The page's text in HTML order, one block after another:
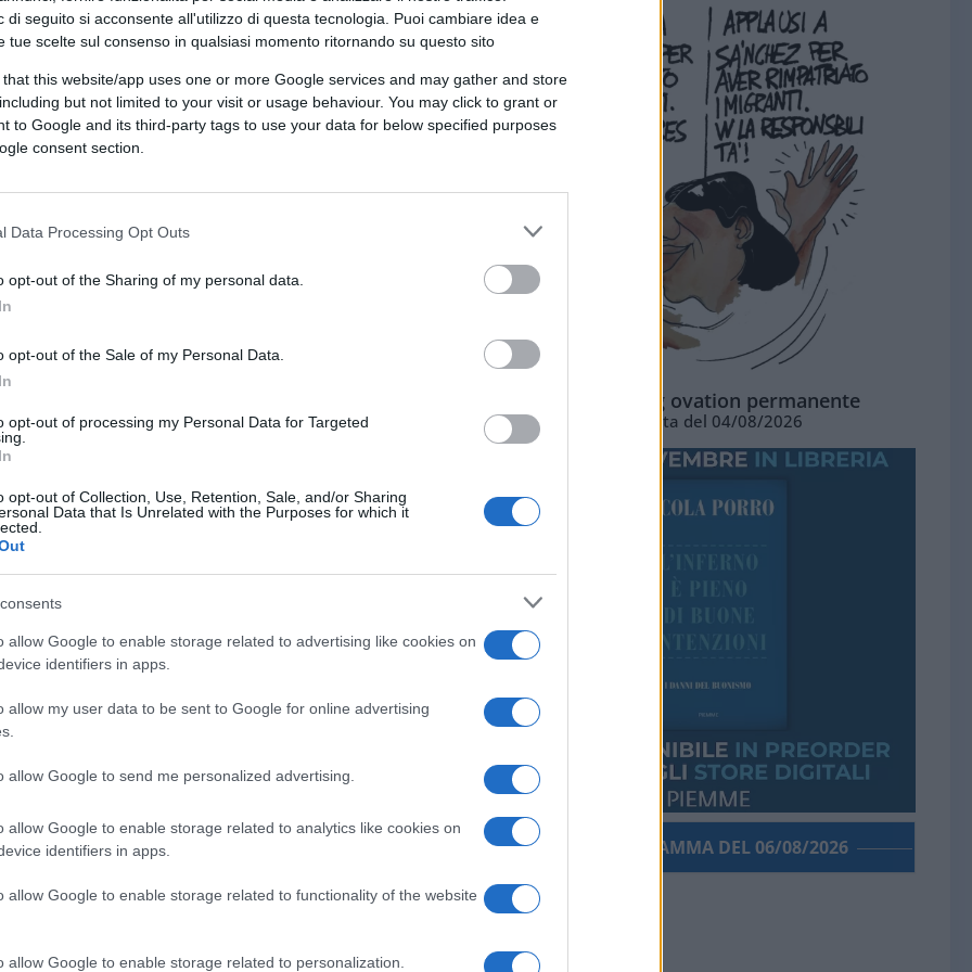
di seguito si acconsente all'utilizzo di questa tecnologia. Puoi cambiare idea e
tue scelte sul consenso in qualsiasi momento ritornando su questo sito
that this website/app uses one or more Google services and may gather and store
but not limited to your visit or usage behaviour. You may click to grant or
to Google and its third-party tags to use your data for below specified purposes
consent section.
Data Processing Opt Outs
opt-out of the Sharing of my personal data.
opt-out of the Sale of my Personal Data.
opt-out of processing my Personal Data for Targeted
opt-out of Collection, Use, Retention, Sale, and/or Sharing
Data that Is Unrelated with the Purposes for which it
allow Google to enable storage related to advertising like cookies on
identifiers in apps.
allow my user data to be sent to Google for online advertising
allow Google to send me personalized advertising.
allow Google to enable storage related to analytics like cookies on
identifiers in apps.
allow Google to enable storage related to functionality of the website
allow Google to enable storage related to personalization.
Finanziario Pluriennale (quadro
nel suo discorso alla convenzione della
perché cercare delle
libertà è per loro e non per gli altri, dove
libertà, solo i progressisti possono
sono degni”. E perché dovremmo
di Michel? Dovevamo aspettarci –
delle Nazioni sarebbe stato
legge, per Stato di Diritto di un
Costituzione, la asimmetria della
di pochi paesi a scapito di molti altri
dirigistiche di una Unione europea
gradevole ed “empowered” quando si
– ha tre punti fermi: convergenza,
è chiaro: gentili Stati membri dove i
maniera maggioritaria verso partiti a noi
Europa. Se non vi “trasformerete” cari
non sono un problema nei guai ci
al governo e all’economia ci sono uomini
sarà solido e permanente e quindi per
utilizza un modo di dire molto
“building blocks”, i mattoni necessari per
società”. Stupore? La Eu, disegnerà le
il suo gusto. Non lamentatevi, questa è la
La standing ovation permanente
Vignetta del 04/08/2026
PORROGRAMMA DEL 06/08/2026